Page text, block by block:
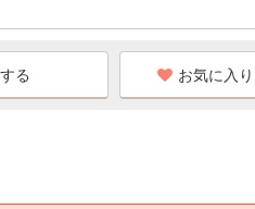
お気に入